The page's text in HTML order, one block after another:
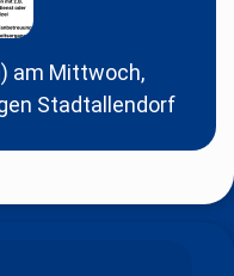
am Mittwoch,
Stadtallendorf